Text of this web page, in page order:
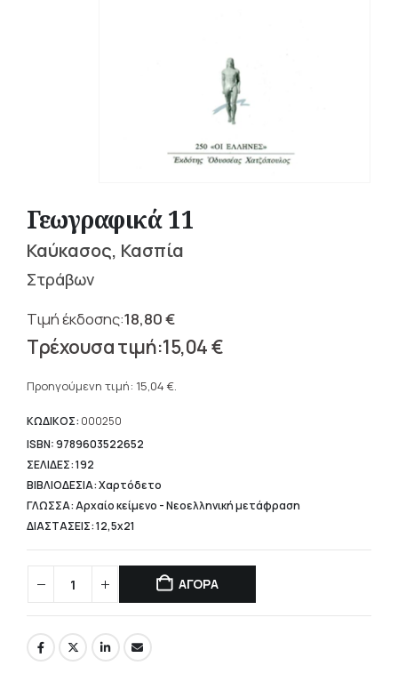
Γεωγραφικά 11
Καύκασος, Κασπία
Στράβων
18,80€
Original
price
18,80 €.
15,04€
τρέχουσα
είναι:
15,04 €.
Προηγούμενη τιμή: 15,04 €.
ΚΩΔΙΚΟΣ: 000250
ISBN: 9789603522652
ΣΕΛΙΔΕΣ: 192
ΒΙΒΛΙΟΔΕΣΙΑ: Χαρτόδετο
ΓΛΩΣΣΑ: Αρχαίο κείμενο - Νεοελληνική μετάφραση
ΔΙΑΣΤΑΣΕΙΣ: 12,5x21
ΑΓΟΡΑ